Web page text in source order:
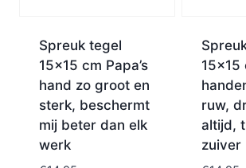
Spreuk tegel
15×15 cm Papa’s
hand zo groot en
sterk, beschermt
mij beter dan elk
werk
15×15
ruw,
altijd,
zuiver